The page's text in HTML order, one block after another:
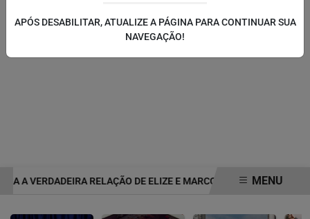
A VERDADEIRA RELAÇÃO DE ELIZE E MARCOS MATSUNAGA
MENU
APÓS DESABILITAR, ATUALIZE A PÁGINA PARA CONTINUAR SUA
NAVEGAÇÃO!